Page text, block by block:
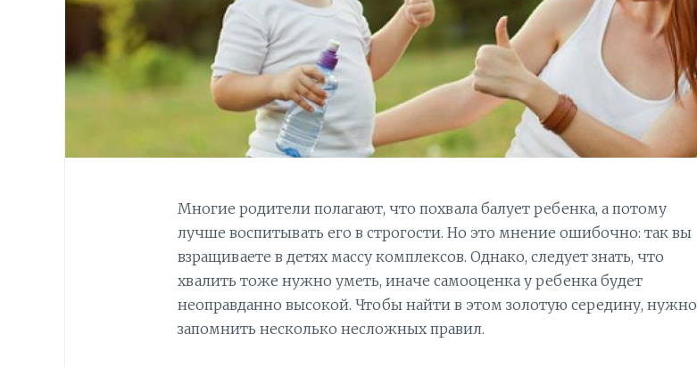
Многие родители полагают, что похвала балует ребенка, а потому
лучше воспитывать его в строгости. Но это мнение ошибочно: так вы
взращиваете в детях массу комплексов. Однако, следует знать, что
хвалить тоже нужно уметь, иначе самооценка у ребенка будет
неоправданно высокой. Чтобы найти в этом золотую середину, нужно
запомнить несколько несложных правил.